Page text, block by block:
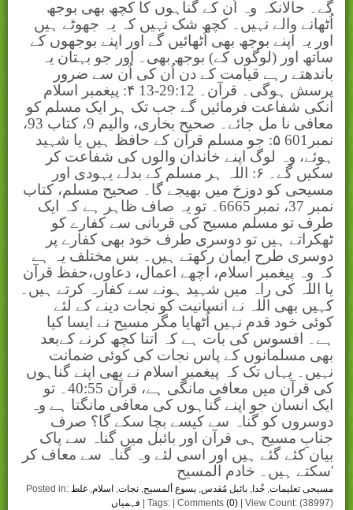
گے۔ حالانکہ وہ اُن کے گناہوں کا کچھ بھی بوجھ
اُٹھانے والے نہیں۔ کچھ شک نہیں کہ یہ جھوٹے ہیں
اور یہ اپنے بوجھ بھی اُٹھائیں گے اور اپنے بوجھوں کے
ساتھ اور (لوگوں کے) بوجھ بھی۔ اور جو بہتان یہ
باندھتے رہے قیامت کے دن اُن کی اُن سے ضرور
پرسش ہوگی۔ قرآن۔ 29:12-13 ۴: پیغمبر اسلام
انکی شفاعت فرمائیں گے جب تک ہر ایک مسلم کو
معافی نا مل جائے۔ صحیح بخاری، والیم 9، کتاب 93،
نمبر601 ۵: جو مسلم قرآن کے حافظ ہیں یا شہید
ہوئے، وہ لوگ اپنے خاندان والوں کی شفاعت کر
سکیں گے۔ ۶: اللہ ہر مسلم کے بدلے یہودی اور
مسیحی کو دوزخ میں بھیجے گا۔ صحیح مسلم، کتاب
نمبر 37، نمبر 6665۔ تو یہ صاف ظاہر ہے کہ ایک
طرف تو مسلم مسیح کی قربانی سے کفارے کو
ٹھکراتے ہیں تو دوسری طرف خود بھی کفارے پر
دوسری طرح ایمان رکھتے ہیں۔ بس مختلف یہ ہے
کہ وہ پیغمبر اسلام، اچھے اعمال، دعاوں،حفظ قرآن
یا اللہ کی راہ میں شہید ہونے سے کفارہ کرتے ہیں۔
کہیں بھی اللہ نے انسانیت کو نجات دینے کے لئے
کوئی خود قدم نہیں اُٹھایا مگر مسیح نے ایسا کیا
ہے۔ افسوس کی بات ہے کہ اتنا کچھ کرنے کےبعد
بھی مسلمانوں کے پاس نجات کی کوئی ضمانت
نہیں۔ یہاں تک کہ پیغمبر اسلام نے بھی اپنے گناہوں
کی قرآن میں معافی مانگی ہے، قرآن 40:55۔ تو
ایک انسان جو اپنے گناہوں کی معافی مانگتا ہے وہ
دوسروں کو گناہ سے کیسے بچا سکے گا؟ صرف
جنابِ مسیح ہی قرآن اور بائبل میں گناہ سے پاک
بیان کئے گئے ہیں اور اسی لئے وہ گناہ سے معاف کر
سکتے ہیں۔ خادم المسیح'
Posted in: مسیحی تعلیمات, خُدا , بائبل مُقدس, یسوع ألمسیح, نجات, اسلام, غلط
فہمیاں | Tags: | Comments (0) | View Count: (38997)